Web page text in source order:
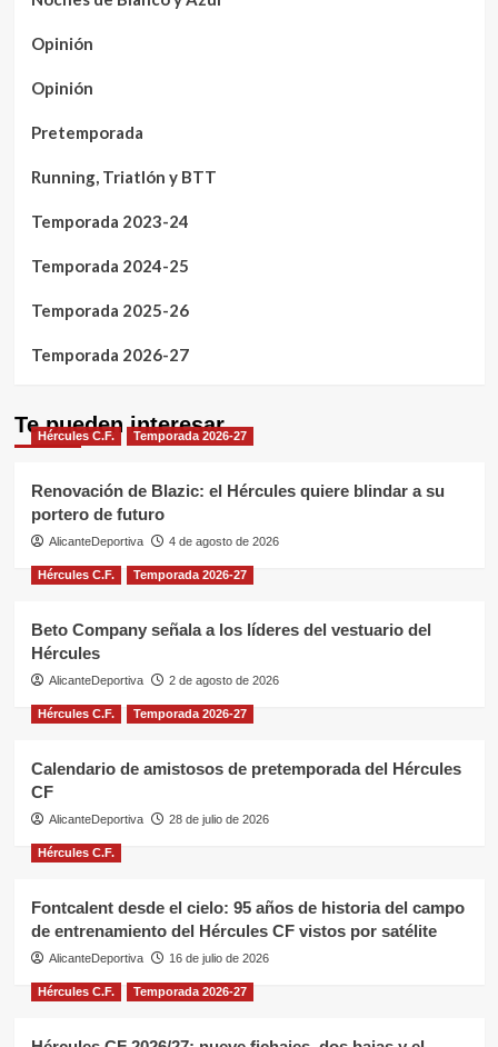
Opinión
Opinión
Pretemporada
Running, Triatlón y BTT
Temporada 2023-24
Temporada 2024-25
Temporada 2025-26
Temporada 2026-27
Te pueden interesar
Hércules C.F. Temporada 2026-27
Renovación de Blazic: el Hércules quiere blindar a su
portero de futuro
AlicanteDeportiva 4 de agosto de 2026
Hércules C.F. Temporada 2026-27
Beto Company señala a los líderes del vestuario del
Hércules
AlicanteDeportiva 2 de agosto de 2026
Hércules C.F. Temporada 2026-27
Calendario de amistosos de pretemporada del Hércules
CF
AlicanteDeportiva 28 de julio de 2026
Hércules C.F.
Fontcalent desde el cielo: 95 años de historia del campo
de entrenamiento del Hércules CF vistos por satélite
AlicanteDeportiva 16 de julio de 2026
Hércules C.F. Temporada 2026-27